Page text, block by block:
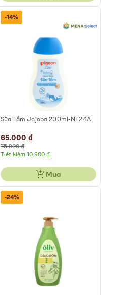
-14%
Sữa Tắm Jojoba 200ml-NF24A
Special
Price
65.000 ₫
75.900 ₫
Tiết kiệm 10.900 ₫
Mua
-24%